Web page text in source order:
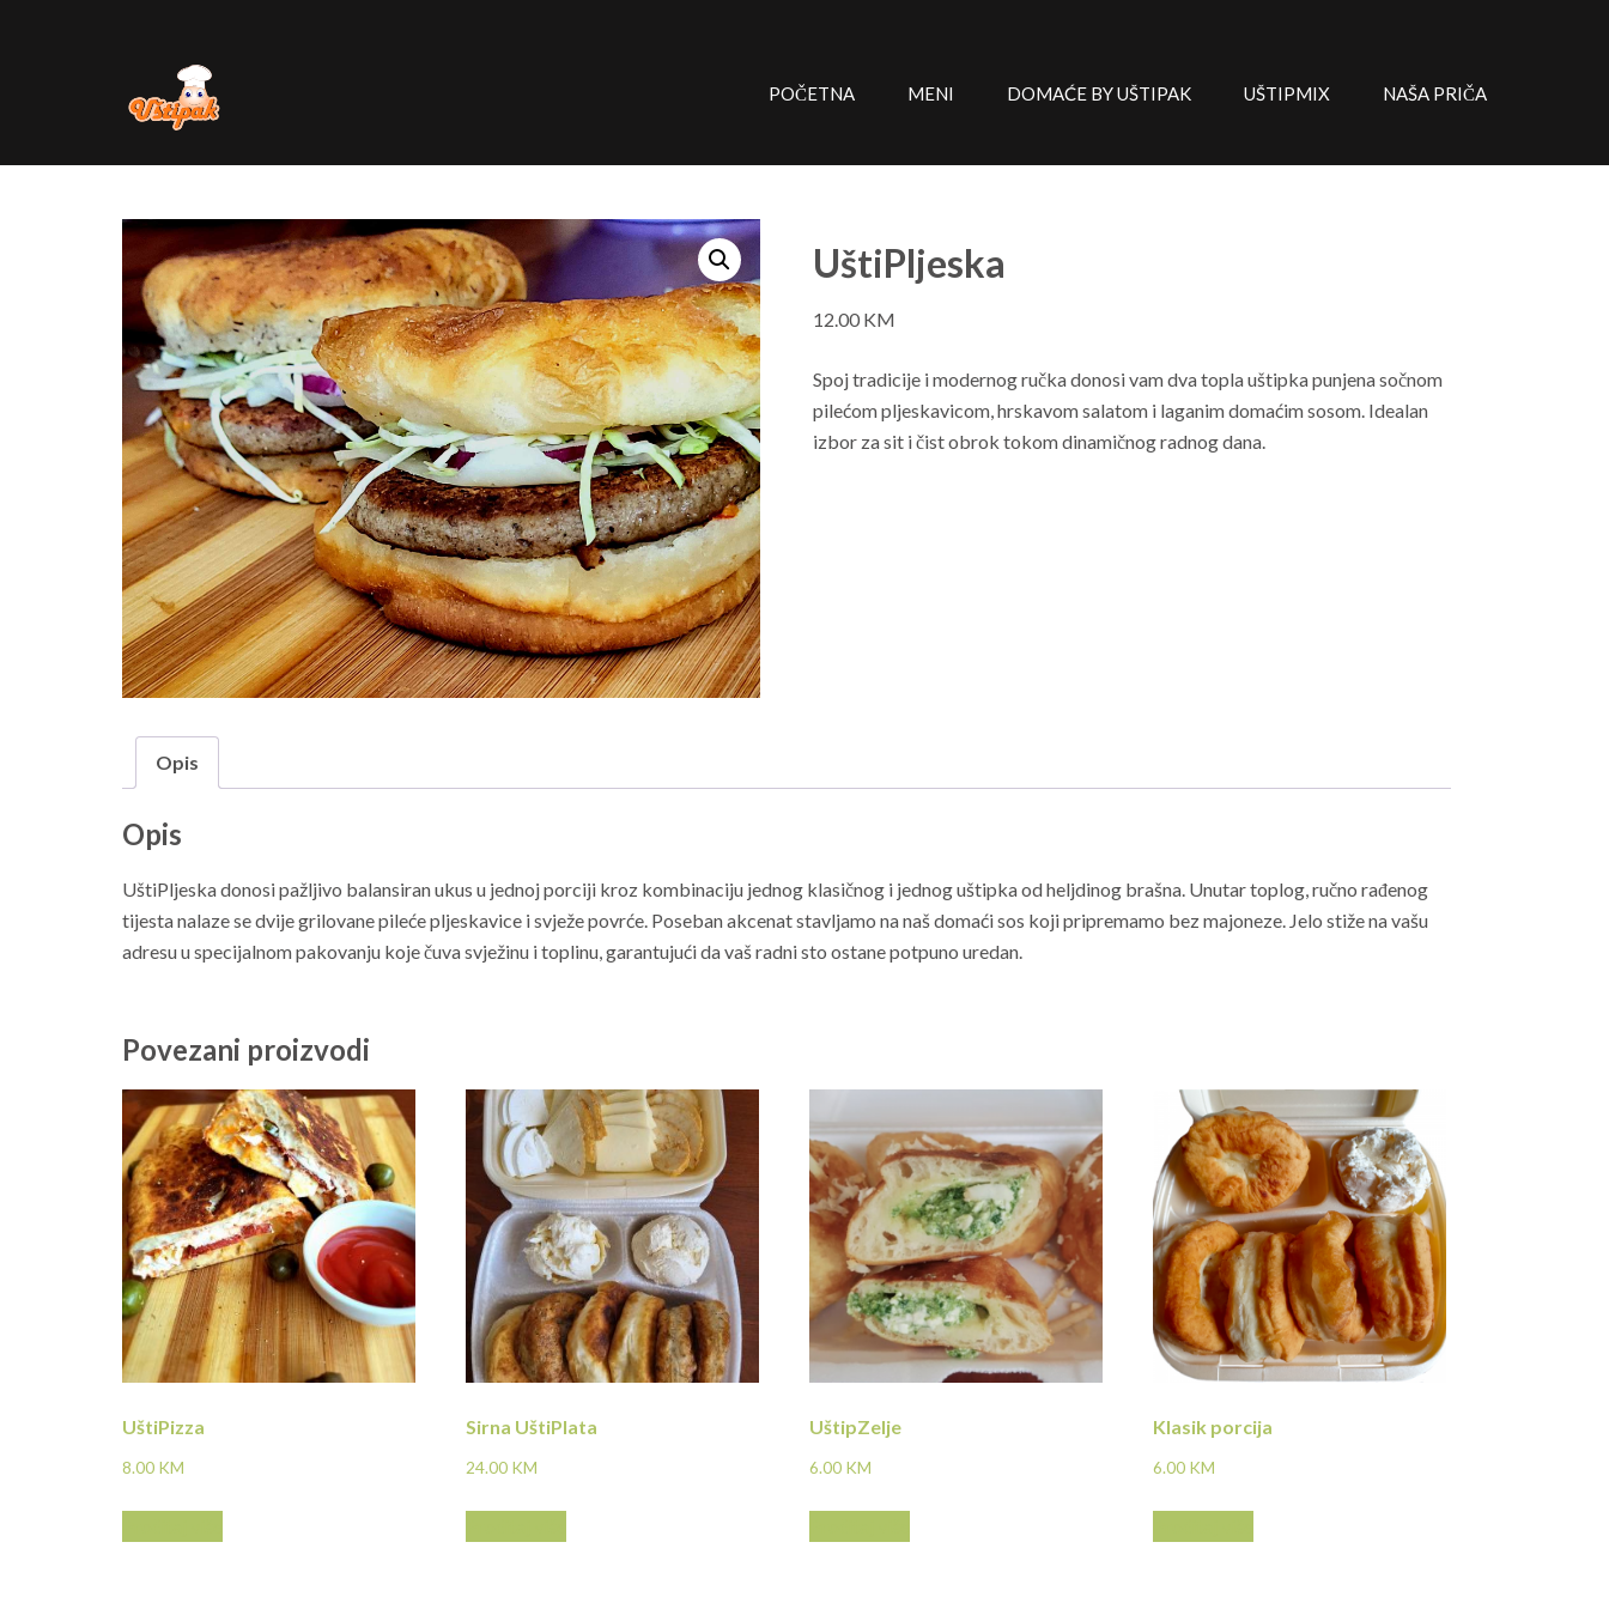
POČETNA MENI DOMAĆE BY UŠTIPAK UŠTIPMIX NAŠA PRIČA
UštiPljeska
12.00 KM
Spoj tradicije i modernog ručka donosi vam dva topla uštipka punjena sočnom
pilećom pljeskavicom, hrskavom salatom i laganim domaćim sosom. Idealan
izbor za sit i čist obrok tokom dinamičnog radnog dana.
Opis
Opis
UštiPljeska donosi pažljivo balansiran ukus u jednoj porciji kroz kombinaciju jednog klasičnog i jednog uštipka od heljdinog brašna. Unutar toplog, ručno rađenog
tijesta nalaze se dvije grilovane pileće pljeskavice i svježe povrće. Poseban akcenat stavljamo na naš domaći sos koji pripremamo bez majoneze. Jelo stiže na vašu
adresu u specijalnom pakovanju koje čuva svježinu i toplinu, garantujući da vaš radni sto ostane potpuno uredan.
Povezani proizvodi
UštiPizza
8.00 KM
Sirna UštiPlata
24.00 KM
UštipZelje
6.00 KM
Klasik porcija
6.00 KM